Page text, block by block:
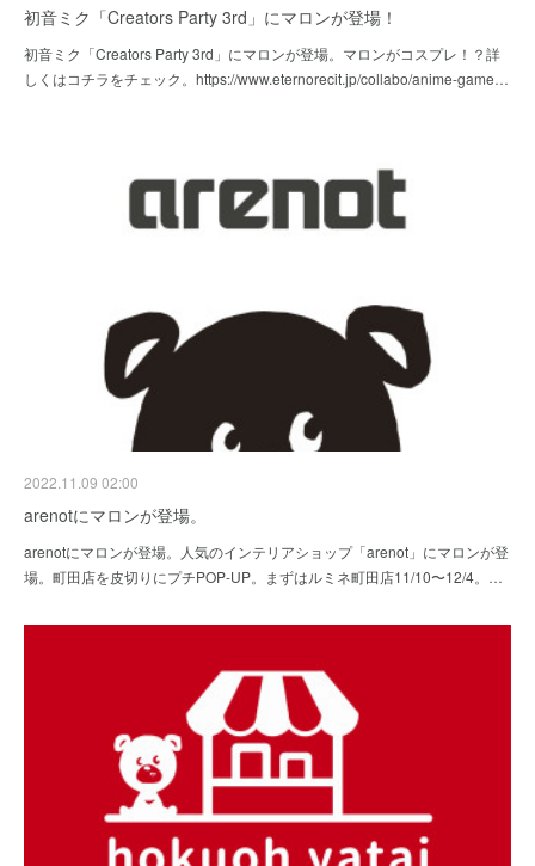
初音ミク「Creators Party 3rd」にマロンが登場！
初音ミク「Creators Party 3rd」にマロンが登場。マロンがコスプレ！？詳
しくはコチラをチェック。https://www.eternorecit.jp/collabo/anime-game…
2022.11.09 02:00
arenotにマロンが登場。
arenotにマロンが登場。人気のインテリアショップ「arenot」にマロンが登
場。町田店を皮切りにプチPOP-UP。まずはルミネ町田店11/10〜12/4。…